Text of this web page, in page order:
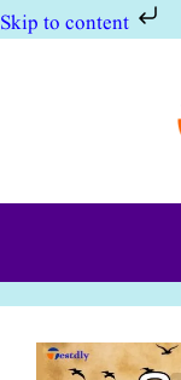
Skip to content